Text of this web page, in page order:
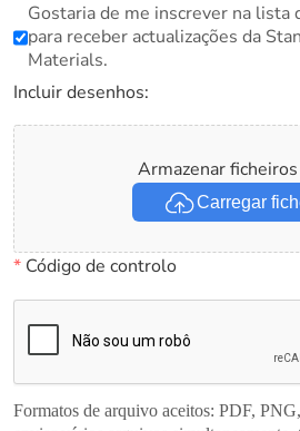
Gostaria de me inscrever na lista
para receber actualizações da
Materials.
Incluir desenhos:
Armazenar
Carregar
*Código de controlo
Formatos de arquivo aceitos: PDF,